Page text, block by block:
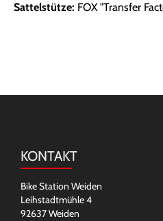
Sattelstütze: FOX "Transfer
KONTAKT
Bike Station Weiden
Leihstadtmühle 4
92637 Weiden